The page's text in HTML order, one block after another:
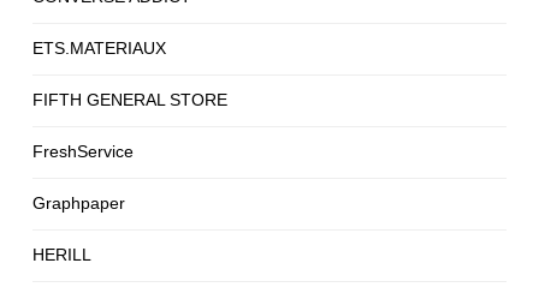
ETS.MATERIAUX
FIFTH GENERAL STORE
FreshService
Graphpaper
HERILL